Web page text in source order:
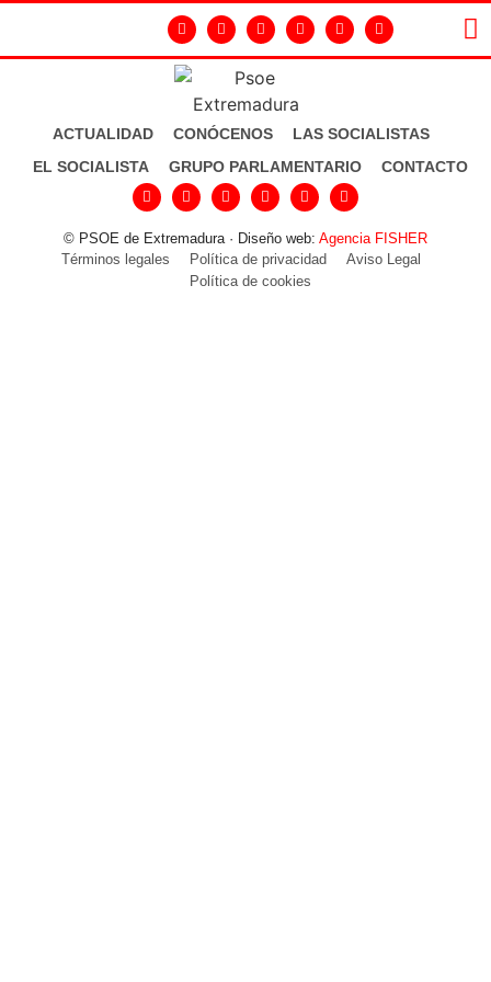
ACTUALIDAD CONÓCENOS
LAS SOCIALISTAS
EL SOCIALISTA
GRUPO PARLAMENTARIO CONTACTO
© PSOE de Extremadura · Diseño web: Agencia FISHER
Términos legales
Política de privacidad
Aviso Legal
Política de cookies